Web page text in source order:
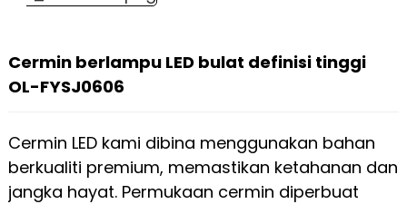
Cermin berlampu LED bulat definisi tinggi
OL-FYSJ0606
Cermin LED kami dibina menggunakan bahan
berkualiti premium, memastikan ketahanan dan
jangka hayat. Permukaan cermin diperbuat